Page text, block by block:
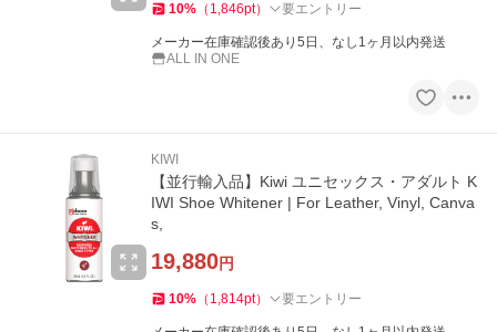
10% （ 1,846pt） 要エントリー
メーカー在庫確認後あり5日、なし1ヶ月以内発送
ALL IN ONE
KIWI
【並行輸入品】Kiwi ユニセックス・アダルト K
IWI Shoe Whitener | For Leather, Vinyl, Canva
s,
19,880円
10% （ 1,814pt） 要エントリー